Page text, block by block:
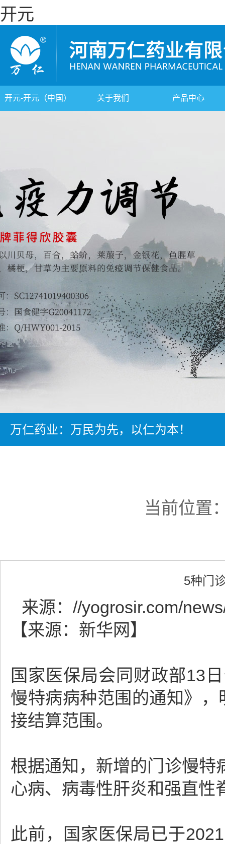
开元
开元-开元（中国） 关于我们 产品中心
万仁药业：万民为先，以仁为本！
当前位置
5种门
来源： //yogrosir.com/
【来源：新华网】
国家医保局会同财政部13
慢特病病种范围的通知》
接结算范围。
根据通知，新增的门诊慢特
心病、病毒性肝炎和强直性
此前，国家医保局已于